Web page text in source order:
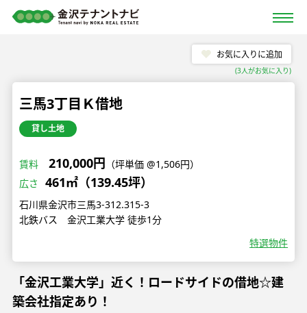
お気に入りに追加
(3人がお気に入り)
三馬3丁目Ｋ借地
貸し土地
賃料 210,000円 （坪単価 @1,506円）
広さ
461㎡（139.45坪）
石川県金沢市三馬3-312.315-3
北鉄バス 金沢工業大学 徒歩1分
特選物件
「金沢工業大学」近く！ロードサイドの借地☆建
築会社指定あり！